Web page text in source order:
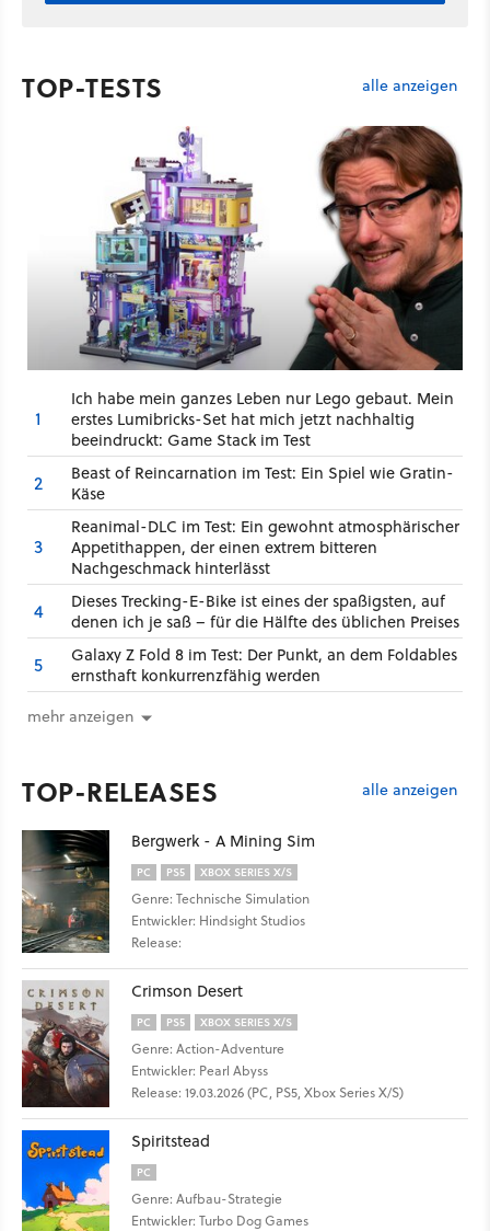
TOP-TESTS alle anzeigen
1
Ich habe mein ganzes Leben nur Lego gebaut. Mein
erstes Lumibricks-Set hat mich jetzt nachhaltig
beeindruckt: Game Stack im Test
2
Beast of Reincarnation im Test: Ein Spiel wie Gratin-
Käse
3
Reanimal-DLC im Test: Ein gewohnt atmosphärischer
Appetithappen, der einen extrem bitteren
Nachgeschmack hinterlässt
4
Dieses Trecking-E-Bike ist eines der spaßigsten, auf
denen ich je saß – für die Hälfte des üblichen Preises
5
Galaxy Z Fold 8 im Test: Der Punkt, an dem Foldables
ernsthaft konkurrenzfähig werden
mehr anzeigen
TOP-RELEASES alle anzeigen
Bergwerk - A Mining Sim
PC PS5 XBOX SERIES X/S
Genre: Technische Simulation
Entwickler: Hindsight Studios
Release:
Crimson Desert
PC PS5 XBOX SERIES X/S
Genre: Action-Adventure
Entwickler: Pearl Abyss
Release: 19.03.2026 (PC, PS5, Xbox Series X/S)
Spiritstead
PC
Genre: Aufbau-Strategie
Entwickler: Turbo Dog Games